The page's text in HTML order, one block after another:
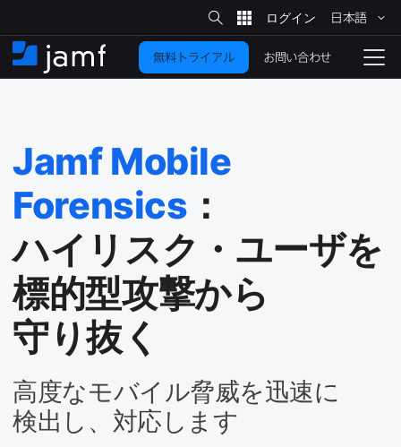
イ
ン
コ
に
移
サ
イ
ト
検
索
日本語
ホ
ー
ナ
り
​
無料トライアル お問い合わせ
Jamf Mobile
Forensics ：
ハイリスク・ユーザを​
標的型攻撃から​
守り抜く
高度な​モバイル脅威を​迅速に​
検出し、​対応します